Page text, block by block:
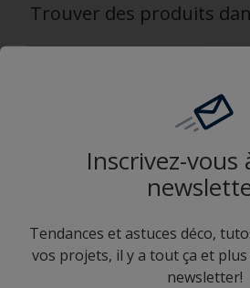
Trouver des produits
Inscrivez-vous
Tendances et astuces déco,
vos projets, il y a tout ça et
newsletter!
Application Sikkens
Suivez Sikkens